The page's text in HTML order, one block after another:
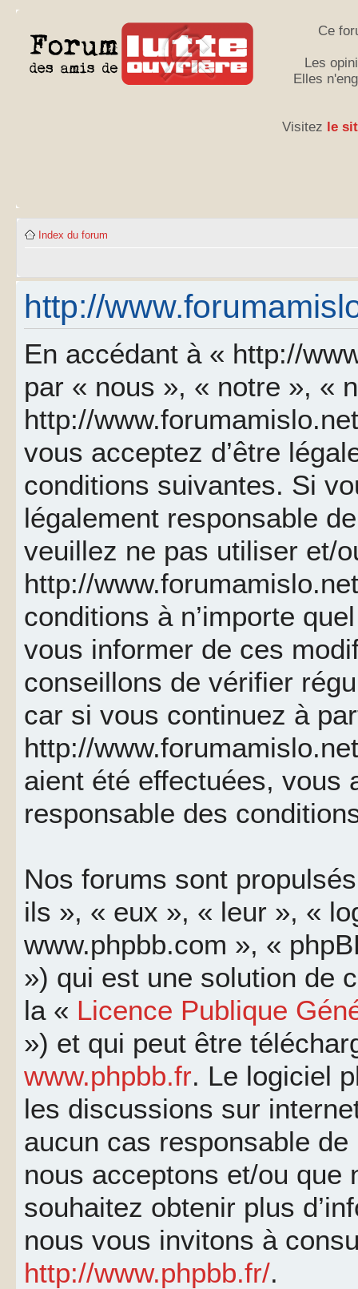
Ce
Les
Elles
Visitez le
Index du forum
http://
En accédant à « http://
par « nous », « notre », «
http://
vous acceptez d’être
conditions suivantes. Si
légalement responsable
veuillez ne pas utiliser et/
http://
conditions à n’importe
vous informer de ces
conseillons de vérifier
car si vous continuez à
http://
aient été effectuées, vous
responsable des
Nos forums sont
ils », « eux », « leur », «
www.phpbb.com », «
») qui est une solution de
la « Licence Publique
») et qui peut être
www.phpbb.fr. Le logiciel
les discussions sur
aucun cas responsable
nous acceptons et/ou que
souhaitez obtenir plus
nous vous invitons à
http://www.phpbb.fr/.